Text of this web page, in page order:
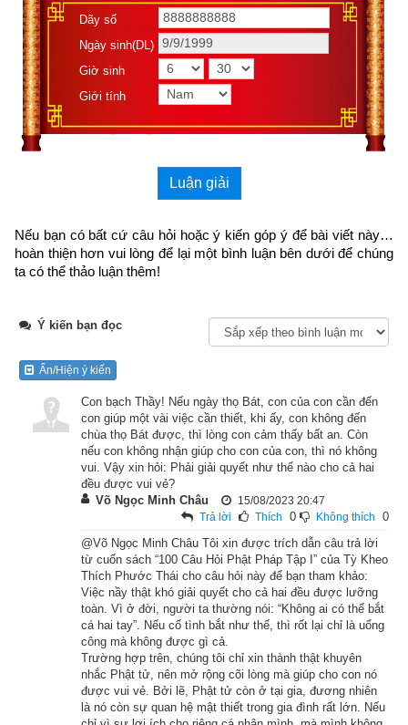
ai hữu duyên có thể đọc được từ đó giác ngộ đắc được cơ
duyên vạn cổ để có thể vượt qua thời kì mạt Pháp này,
Xemvm.com xin hân hạnh giới thiệu tới độc giả cuốn
sách
truyện cổ Phật giáo
của nhà xuất bản Liên Phật Hội
Kích vào
link sau:
https://xemvm.com/thu-vien-ebooks/sach-phat-giao/link-tai-
sach-truyen-co-phat-giao-pdf-7.html
để tải về Ebook Sách Truyện Cổ Phật Giáo hoặc liên hệ Zalo:
0926.138.186 để nhận trực tiếp file pdf.
Sau đây là Câu chuyện về Hối lỗi sinh cõi trời được trích từ
đâu đâu cũng có thể nghe được tiếng thuyết pháp của đức
Phật. Để pháp âm vi diệu được lưu truyền mãi mãi, cứu vớt
chúng sinh đang trầm luân trong biển khổ, Ngài không ngại
gian nan, không phút nào nghỉ ngơi, kim thân Ngài vì thế đã đi
qua hết mọi hang cùng ngõ hẻm của nước Ấn Độ.
Có một lần, đức Phật dừng chân ở núi Linh Thứu nước Ma
vua nước Ma Kiệt Đà là Tần Bà Sa La, dẫn đầu một đoàn đại
thần rất đông lên núi Linh Thứu, chắp tay cung kính lễ dưới
chân Phật rồi bạch rằng:
– Bạch Thế Tôn, Ngài là đấng đại từ bi, là đức Phật cao cả,
con nay xin thỉnh cầu, nguyện Thế Tôn dùng ánh sáng từ bi
chiếu rọi vào rừng trúc, dùng đại uy lực vô úy của Phật mà
hàng phục con rắn độc ở trong đó, để nó đừng hại người ta
Dãy số
Ngày sinh(DL)
Giờ sinh
Giới tính
Luận giải
Nếu bạn có bất cứ câu hỏi hoặc ý kiến góp ý để bài viết này…
hoàn thiện hơn vui lòng để lại một bình luận bên dưới để chúng
ta có thể thảo luận thêm!
Ý kiến bạn đọc
Ẩn/Hiện ý kiến
Con bạch Thầy! Nếu ngày thọ Bát, con của con cần đến
con giúp một vài việc cần thiết, khi ấy, con không đến
chùa thọ Bát được, thì lòng con cảm thấy bất an. Còn
nếu con không nhận giúp cho con của con, thì nó không
vui. Vậy xin hỏi: Phải giải quyết như thế nào cho cả hai
đều được vui vẻ?
Võ Ngọc Minh Châu
Trả lời Thích 0 Không thích 0
15/08/2023 20:47
@Võ Ngọc Minh Châu Tôi xin được trích dẫn câu trả lời
từ cuốn sách “100 Câu Hỏi Phật Pháp Tập I” của Tỳ Kheo
Thích Phước Thái cho câu hỏi này để bạn tham khảo:
Việc nầy thật khó giải quyết cho cả hai đều được lưỡng
toàn. Vì ở đời, người ta thường nói: “Không ai có thể bắt
cá hai tay”. Nếu cố tình bắt như thế, thì rốt lại chỉ là uổng
công mà không được gì cả.
Trường hợp trên, chúng tôi chỉ xin thành thật khuyên
nhắc Phật tử, nên mở rộng cõi lòng mà giúp cho con nó
được vui vẻ. Bởi lẽ, Phật tử còn ở tại gia, đương nhiên
là nó còn sự quan hệ mật thiết trong gia đình rất lớn. Nếu